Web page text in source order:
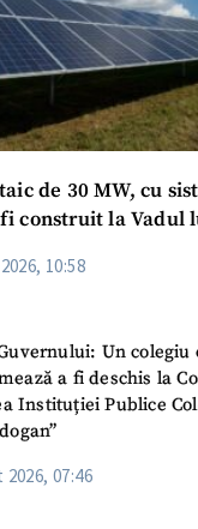
de 30 MW, cu
construit la Vadul
10:58
Un colegiu
a fi deschis la
Instituției Publice
07:46